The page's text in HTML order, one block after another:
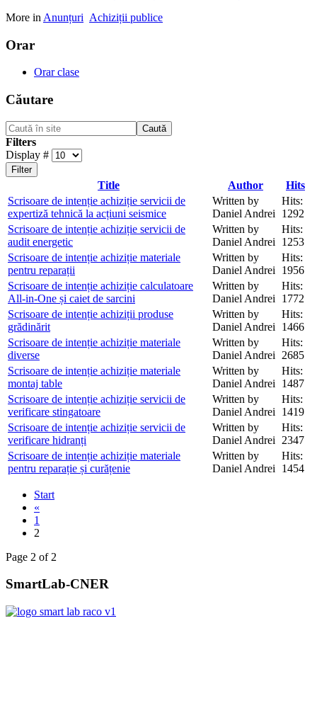
More in Anunțuri Achiziții publice
Orar
Orar clase
Căutare
Caută
Filters
Display #
Filter
Title Author
Hits
Scrisoare de intenție achiziție servicii de
expertiză tehnică la acțiuni seismice
Written by
Daniel Andrei
Hits:
1292
Scrisoare de intenție achiziție servicii de
audit energetic
Written by
Daniel Andrei
Hits:
1253
Scrisoare de intenție achiziție materiale
pentru reparații
Written by
Daniel Andrei
Hits:
1956
Scrisoare de intenție achiziție calculatoare
All-in-One și caiet de sarcini
Written by
Daniel Andrei
Hits:
1772
Scrisoare de intenție achiziții produse
grădinărit
Written by
Daniel Andrei
Hits:
1466
Scrisoare de intenție achiziție materiale
diverse
Written by
Daniel Andrei
Hits:
2685
Scrisoare de intenție achiziție materiale
montaj table
Written by
Daniel Andrei
Hits:
1487
Scrisoare de intenție achiziție servicii de
verificare stingatoare
Written by
Daniel Andrei
Hits:
1419
Scrisoare de intenție achiziție servicii de
verificare hidranți
Written by
Daniel Andrei
Hits:
2347
Scrisoare de intenție achiziție materiale
pentru reparație și curățenie
Written by
Daniel Andrei
Hits:
1454
Start
«
1
2
Page 2 of 2
SmartLab-CNER